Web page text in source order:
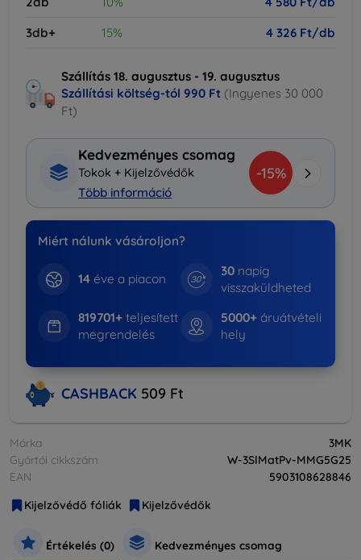
3db+
15% 4 326 Ft/db
Szállítás 18. augusztus - 19. augusztus
Szállítási költség-tól 990 Ft (Ingyenes 30 000
Ft)
Kedvezményes csomag
Tokok + Kijelzővédők
Több információ
-15%
Miért nálunk vásároljon?
14éve a piacon
30 napig
visszaküldheted
819701+teljesített
megrendelés
5000+ áruátvételi
hely
CASHBACK 509 Ft
Márka
3MK
Gyártói cikkszám
W-3SlMatPv-MMG5G25
EAN
5903108628846
Kijelzővédő fóliák
Kijelzővédők
Értékelés (0) Kedvezményes csomag